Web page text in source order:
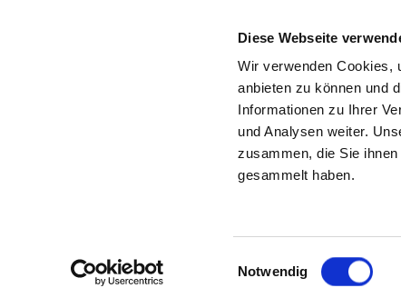
Diese Webseite
Wir verwenden Cookies,
anbieten zu können und
Informationen zu Ihrer
und Analysen weiter.
zusammen, die Sie
gesammelt haben.
Einwilligungsauswahl
Notwendig
Zurück zu den Suchergebnissen